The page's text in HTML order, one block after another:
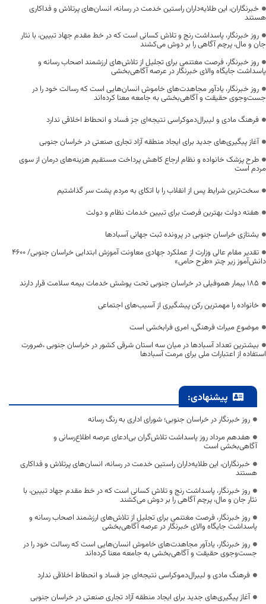
خبرنگاران، این طلایه‌داران راستین خدمت در رسانه، انسان‌های پرتلاش و فداکاری
هستند
روز خبرنگار، پاسداشت رنج و تلاش کسانی است که در خط مقدم جهاد تبیین، با نثار
جان و مال، پرچم آگاهی را بر دوش می‌کشند
روز خبرنگار، فرصت مغتنمی برای تجلیل از تلاش‌های ارزشمند اصحاب رسانه و
پاسداشت جایگاه والای خبرنگار در عرصه آگاهی‌بخشی
روز خبرنگار، یادآور مجاهدت‌های خاموش انسان‌هایی است که رسالت خود را در
جست‌وجوی حقیقت و آگاهی‌بخشی به جامعه معنا کرده‌اند
فرهنگ مادی و لیبرال‌دموکراسی نتیجه‌ای جز فساد و انحطاط اخلاقی ندارد
آغاز پیگیری‌های جدید برای ایجاد منطقه آزاد تجاری صنعتی در خراسان جنوبی
طرح پزشک خانواده و نظام ارجاع کاهش پرداخت مستقیم هزینه‌های درمان از سوی
مردم است
سخت‌ترین شرایط پس از انقلاب را با اتکای به مردم پشت سر گذاشتیم
هفته دولت بهترین فرصت برای تبیین خدمات نظام و دولت
یشتازی خراسان جنوبی در پرونده ثبت جهانی آسبادها
تقدیر مقام عالی وزارت از عملکرد جهادی معاونت آموزش ابتدایی خراسان جنوبی/ ۴۶۰۰
دانش‌آموز زیر چتر «طرح حامی»
۱۸۵ بیمار هموفیلی در خراسان جنوبی تحت پوشش خدمات بیمه سلامت قرار دارند
خانواده را مهمترین رکن پیشگیری از آسیب‌های اجتماعی
موضوع میراث فرهنگی، امری فرابخشی است
بیشترین تعداد آسبادها در میان سه استان شرقی کشور در خراسان جنوبی ،ضرورت
استفاده از اعتبارات ملی برای مرمت آسبادها
پیشنهادی:
روز خبرنگار در خراسان جنوبی؛ شورای اداری به رنگ رسانه
هفدهم مرداد روز پاسداشت تلاش‌گران بی‌ادعای عرصه اطلاع‌رسانی و
آگاهی‌بخشی است
خبرنگاران، این طلایه‌داران راستین خدمت در رسانه، انسان‌های پرتلاش و فداکاری
هستند
روز خبرنگار، پاسداشت رنج و تلاش کسانی است که در خط مقدم جهاد تبیین، با
نثار جان و مال، پرچم آگاهی را بر دوش می‌کشند
روز خبرنگار، فرصت مغتنمی برای تجلیل از تلاش‌های ارزشمند اصحاب رسانه و
پاسداشت جایگاه والای خبرنگار در عرصه آگاهی‌بخشی
روز خبرنگار، یادآور مجاهدت‌های خاموش انسان‌هایی است که رسالت خود را در
جست‌وجوی حقیقت و آگاهی‌بخشی به جامعه معنا کرده‌اند
فرهنگ مادی و لیبرال‌دموکراسی نتیجه‌ای جز فساد و انحطاط اخلاقی ندارد
آغاز پیگیری‌های جدید برای ایجاد منطقه آزاد تجاری صنعتی در خراسان جنوبی